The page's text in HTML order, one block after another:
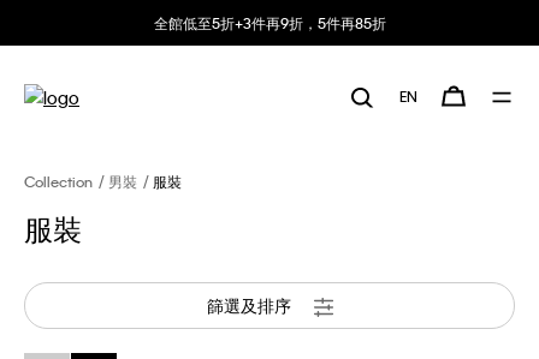
全館低至5折+3件再9折，5件再85折
EN
Collection 男裝 服裝
服裝
篩選及排序